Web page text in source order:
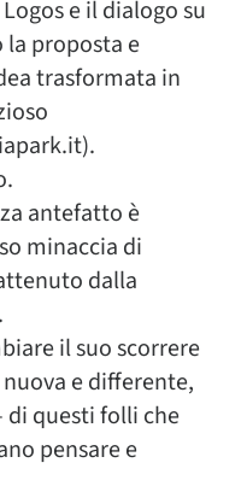
e il dialogo su
la proposta e
trasformata in
antefatto è
minaccia di
dalla
il suo scorrere
e differente,
di questi folli che
pensare e